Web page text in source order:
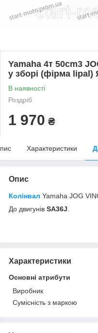
Yamaha 4т 50cm3
у зборі (фірма lipal)
В наявності
Роздріб
1 970 ₴
Характеристики
Опис
Колінвал Yamaha JOG
До двигунів SA36J
Характеристики
Основні атрибути
Виробник
Сумісність з маркою